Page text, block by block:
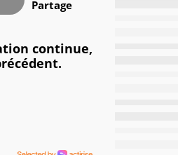
Partage
continue,